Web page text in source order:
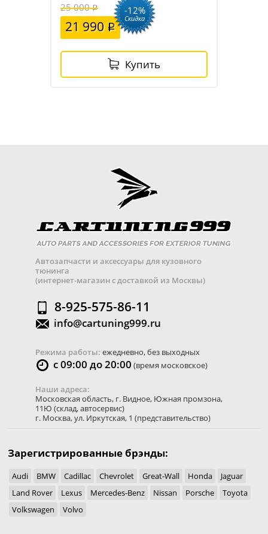
25 000
21 990
-12%
Скидка
Купить
Автозапчасти и аксессуары для кузовного
тюнинга
(интернет-магазин с доставкой из Москвы)
8-925-575-86-11
info@cartuning999.ru
Режима работы: ежедневно, без выходных
с 09:00 до 20:00 (время московское)
Наши адреса:
Московская область, г. Видное, Южная промзона,
11Ю (склад, автосервис)
г. Москва,ул. Иркутская, 1 (представительство)
Зарегистрированные брэнды:
Audi BMW Cadillac Chevrolet Great-Wall Honda
Jaguar
Land Rover
Lexus Mercedes-Benz Nissan Porsche
Toyota
Volkswagen
Volvo